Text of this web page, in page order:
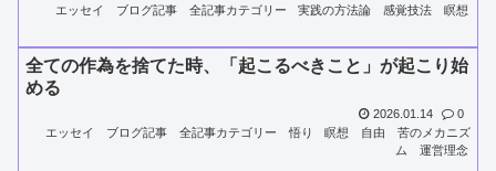
エッセイ
ブログ記事 全記事カテゴリー 実践の方法論 感覚技法 瞑想
全ての作為を捨てた時、「起こるべきこと」が起こり始
める
2026.01.14
0
エッセイ
ブログ記事 全記事カテゴリー 悟り 瞑想 自由
苦のメカニズ
ム
運営理念